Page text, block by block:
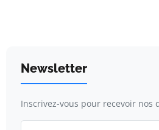
Newsletter
Inscrivez-vous pour recevoir